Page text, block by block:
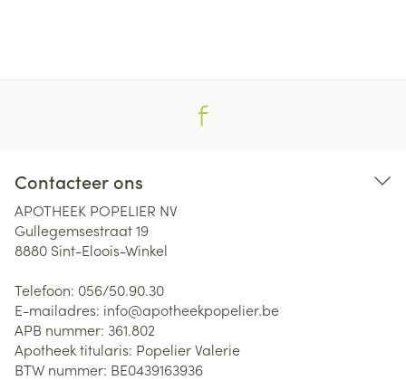
Contacteer ons
APOTHEEK POPELIER NV
Gullegemsestraat 19
8880 Sint-Eloois-Winkel
Telefoon: 056/50.90.30
E-mailadres: info@apotheekpopelier.be
APB nummer: 361.802
Apotheek titularis: Popelier Valerie
BTW nummer: BE0439163936